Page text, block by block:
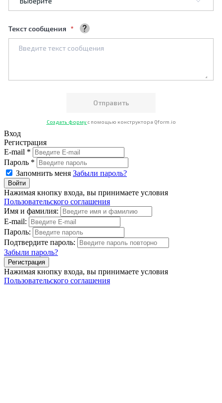
Текст сообщения
Создать форму с помощью конструктора Qform.io
Вход
Регистрация
E-mail *
Пароль *
Запомнить меня Забыли пароль?
Нажимая кнопку входа, вы принимаете условия
Пользовательского соглашения
Имя и фамилия:
E-mail:
Пароль:
Подтвердите пароль:
Забыли пароль?
Нажимая кнопку входа, вы принимаете условия
Пользовательского соглашения